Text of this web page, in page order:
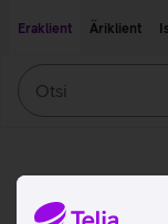
Eraklient
Äriklient